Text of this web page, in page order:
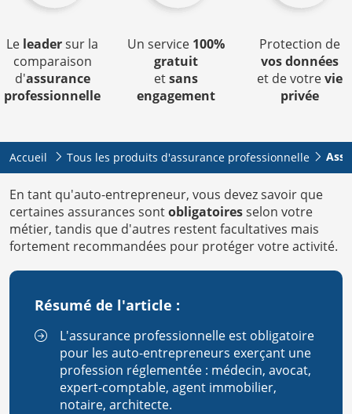
Le leadersur la
comparaison
d'assurance
professionnelle
Un service 100%
gratuit
etsans
engagement
Protection de
vos données
et de votrevie
privée
Accueil Tous les produits d'assurance professionnelle
En tant qu'auto-entrepreneur, vous devez savoir que
certaines assurances sontobligatoiresselon votre
métier, tandis que d'autres restent facultatives mais
fortement recommandées pour protéger votre activité.
Résumé de l'article :
L'assurance professionnelle est obligatoire
pour les auto-entrepreneurs exerçant une
profession réglementée : médecin, avocat,
expert-comptable, agent immobilier,
notaire, architecte.